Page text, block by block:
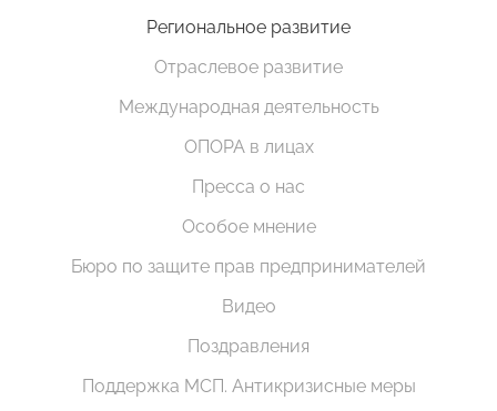
Региональное развитие
Отраслевое развитие
Международная деятельность
ОПОРА в лицах
Пресса о нас
Особое мнение
Бюро по защите прав предпринимателей
Видео
Поздравления
Поддержка МСП. Антикризисные меры